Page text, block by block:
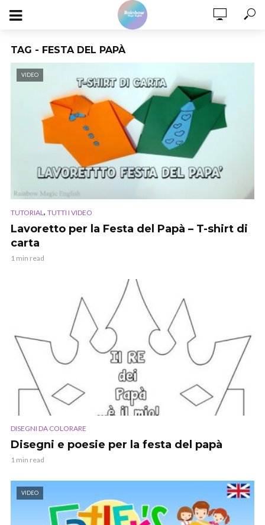
TAG - FESTA DEL PAPÀ
VIDEO
TUTORIAL , TUTTI I VIDEO
Lavoretto per la Festa del Papà – T-shirt di
carta
1 min read
DISEGNI DA COLORARE
Disegni e poesie per la festa del papà
1 min read
VIDEO